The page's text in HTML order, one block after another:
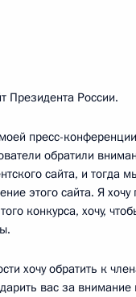
Президента России.
пресс-
обратили
сайта, и тогда
этого сайта. Я хочу
конкурса, хочу,
хочу обратить к
вас за внимание